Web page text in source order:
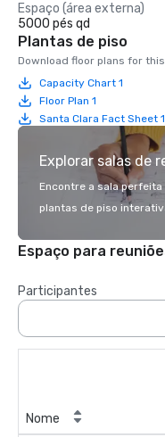
Espaço (área externa)
5000 pés qd
Plantas de piso
Download floor plans for
Capacity Chart 1
Floor Plan 1
Santa Clara Fact Sheet 1
Explorar salas de
Encontre a sala
plantas de piso
Espaço para
Participantes
Nome